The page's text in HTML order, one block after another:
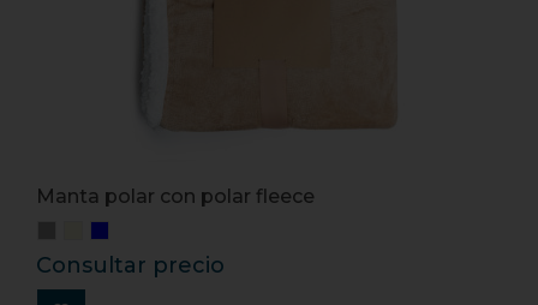
Manta polar con polar fleece
Consultar precio